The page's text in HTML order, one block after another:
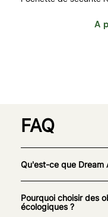
A
FAQ
Qu'est-ce que Dream
Pourquoi choisir des
écologiques ?